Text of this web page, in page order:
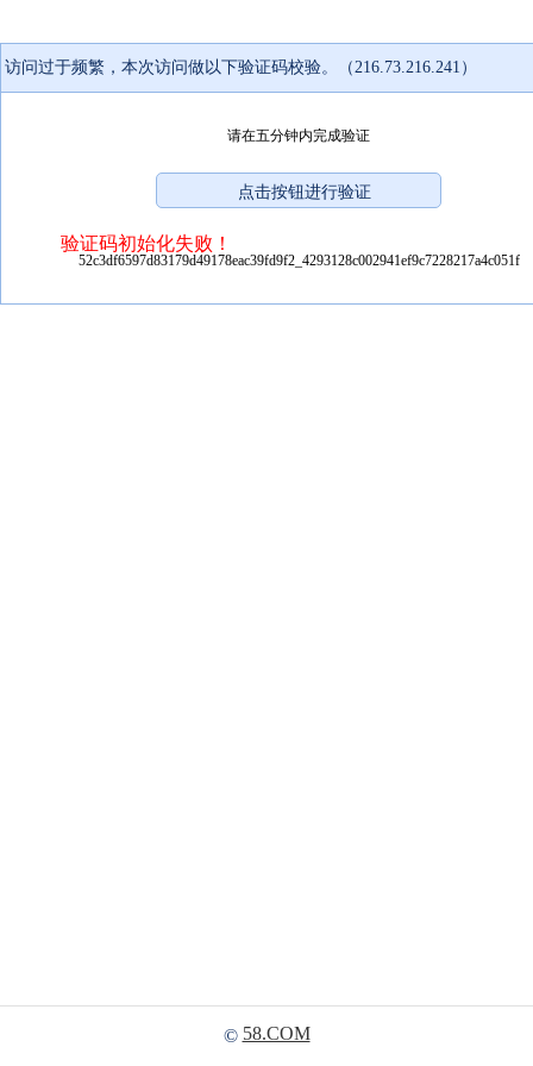
访问过于频繁，本次访问做以下验证码校验。（216.73.216.241）
请在五分钟内完成验证
验证码初始化失败！
52c3df6597d83179d49178eac39fd9f2_4293128c002941ef9c7228217a4c051f
© 58.COM